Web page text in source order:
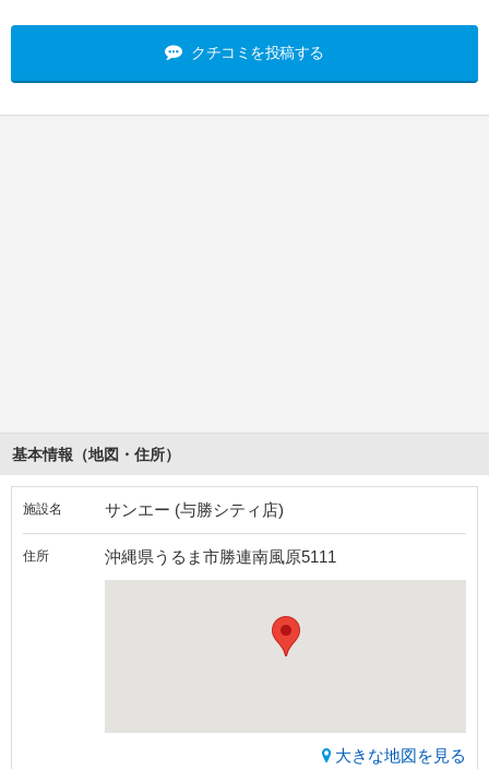
クチコミを投稿する
基本情報（地図・住所）
施設名 サンエー (与勝シティ店)
住所 沖縄県うるま市勝連南風原5111
大きな地図を見る